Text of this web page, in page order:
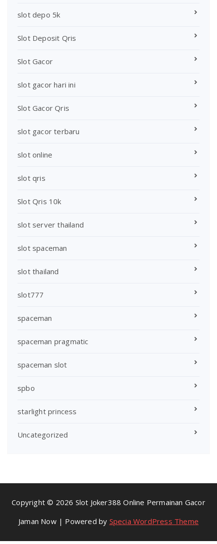
slot depo 5k
Slot Deposit Qris
Slot Gacor
slot gacor hari ini
Slot Gacor Qris
slot gacor terbaru
slot online
slot qris
Slot Qris 10k
slot server thailand
slot spaceman
slot thailand
slot777
spaceman
spaceman pragmatic
spaceman slot
spbo
starlight princess
Uncategorized
Copyright © 2026 Slot Joker388 Online Permainan Gacor
Jaman Now | Powered by Specia WordPress Theme